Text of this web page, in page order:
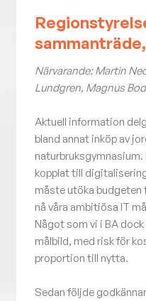
Närvarande: Martin
Lundgren, Magnus
Aktuell information
bland annat inköp av
kopplat till
måste utöka budgeten
nå våra ambitiösa IT
Något som vi i BA
målbild, med risk för
proportion till nytta.
Sedan följde